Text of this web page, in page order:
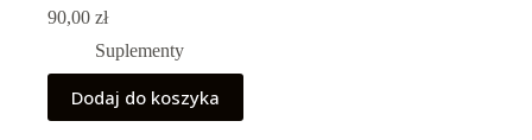
90,00 zł
Suplementy
Dodaj do koszyka